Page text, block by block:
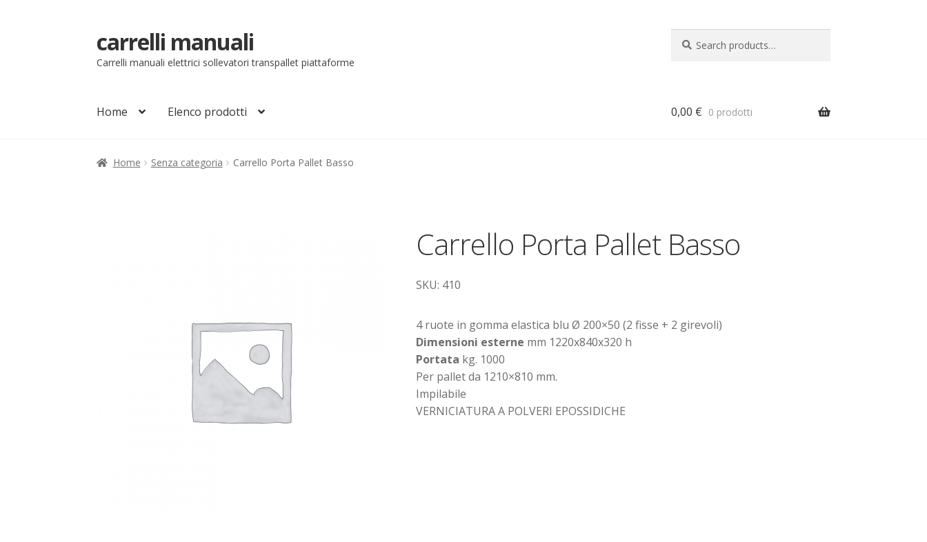
Vai
alla
navigazione
Vai
al
contenuto
carrelli manuali
Carrelli manuali elettrici sollevatori transpallet piattaforme
for:
Home Elenco prodotti
Home Carrello Chi siamo Come ordinare Come registrarsi al sito
0,00 € 0 prodotti
Home Senza categoria Carrello Porta Pallet Basso
Carrello Porta Pallet Basso
SKU: 410
4 ruote in gomma elastica blu Ø 200×50 (2 fisse + 2 girevoli)
Dimensioni esterne mm 1220x840x320 h
Portata kg. 1000
Per pallet da 1210×810 mm.
Impilabile
VERNICIATURA A POLVERI EPOSSIDICHE